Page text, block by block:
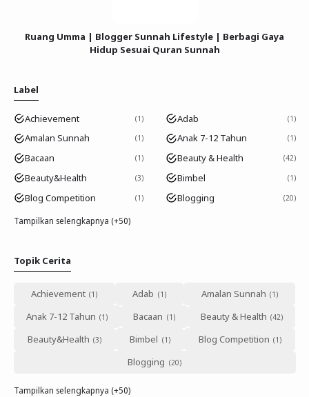
Ruang Umma | Blogger Sunnah Lifestyle | Berbagi Gaya
Hidup Sesuai Quran Sunnah
Label
Achievement 1 Adab 1
Amalan Sunnah 1 Anak 7-12 Tahun 1
Bacaan 1 Beauty & Health 42
Beauty&Health 3 Bimbel 1
Blog Competition 1 Blogging 20
Tampilkan selengkapnya (+50)
Topik Cerita
Achievement Adab
Amalan Sunnah
Anak 7-12 Tahun
Bacaan
Beauty & Health
Beauty&Health
Bimbel
Blog Competition
Blogging
Tampilkan selengkapnya (+50)